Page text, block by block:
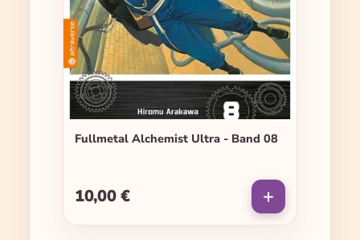
Fullmetal Alchemist Ultra - Band 08
Regulärer Preis:
10,00 €